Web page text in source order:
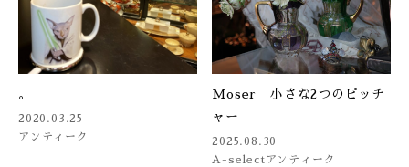
。
2020.03.25
アンティーク
Moser 小さな2つのピッチ
ャー
2025.08.30
A-select アンティーク